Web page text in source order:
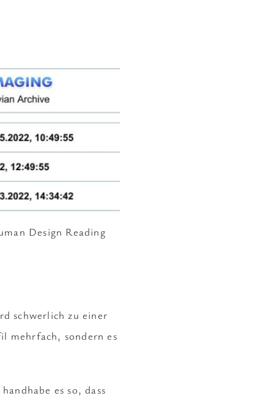
Design Reading
schwerlich zu einer
mehrfach, sondern es
es so, dass